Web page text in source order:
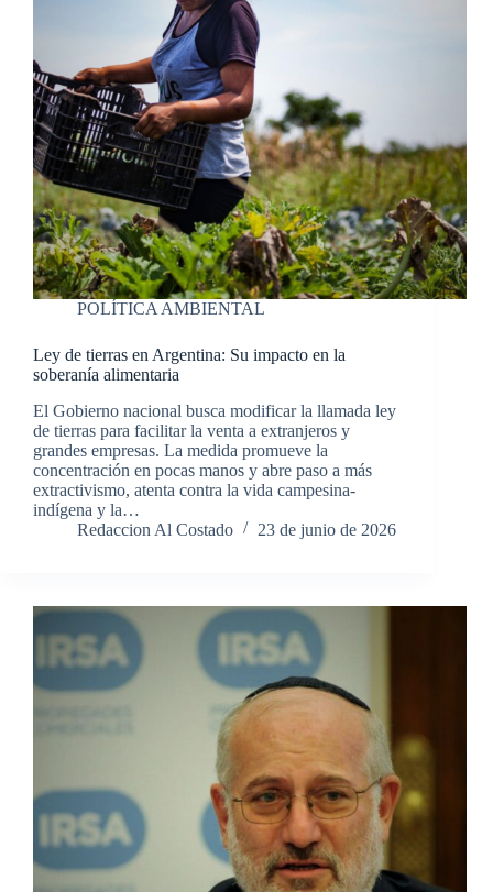
POLÍTICA AMBIENTAL
Ley de tierras en Argentina: Su impacto en la
soberanía alimentaria
El Gobierno nacional busca modificar la llamada ley
de tierras para facilitar la venta a extranjeros y
grandes empresas. La medida promueve la
concentración en pocas manos y abre paso a más
extractivismo, atenta contra la vida campesina-
indígena y la…
Redaccion Al Costado
23 de junio de 2026